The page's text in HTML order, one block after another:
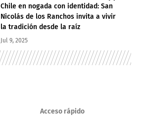
Chile en nogada con identidad: San
Nicolás de los Ranchos invita a vivir
la tradición desde la raíz
Jul 9, 2025
Acceso rápido